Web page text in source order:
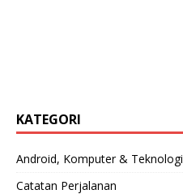
KATEGORI
Android, Komputer & Teknologi
Catatan Perjalanan